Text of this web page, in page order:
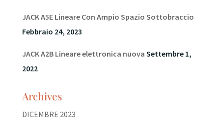
JACK A5E Lineare Con Ampio Spazio Sottobraccio
Febbraio 24, 2023
JACK A2B Lineare elettronica nuova Settembre 1,
2022
Archives
DICEMBRE 2023